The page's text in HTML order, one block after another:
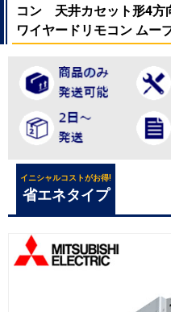
コン 天井カセット形4方
ワイヤードリモコン ムー
イニシャルコストがお得!
省エネタイプ